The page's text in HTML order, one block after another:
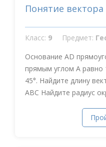
Понятие вектора
Класс: 9 Предмет:
Основание AD
прямым углом А равно
45°. Найдите длину
АВС Найдите радиус